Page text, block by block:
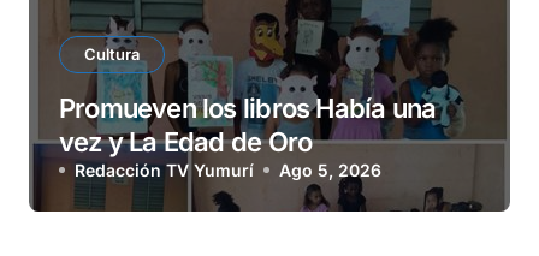
Cultura
Promueven los libros Había una
vez y La Edad de Oro
Redacción TV Yumurí Ago 5, 2026